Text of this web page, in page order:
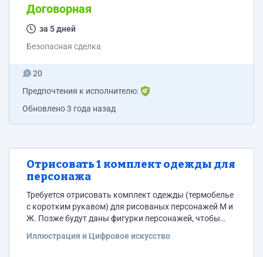
одноразовый купон для скачивания. Далее купон
уже нельзя использовать. Сами купоны должны
быть заране сгенерированы. - Если пользователь
вводился ранее, то...
Договорная
за 5 дней
Безопасная сделка
20
Предпочтения к исполнителю:
Обновлено3 года назад
Отрисовать 1 комплект одежды для
персонажа
Требуется отрисовать комплект одежды (термобелье
с коротким рукавом) для рисованых персонажей М и
Ж. Позже будут даны фигурки персонажей, чтобы
приложен.
Иллюстрация и Цифровое искусство